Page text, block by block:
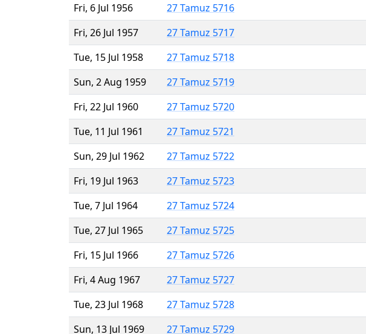
Fri, 6 Jul 1956
27 Tamuz 5716
Fri, 26 Jul 1957
27 Tamuz 5717
Tue, 15 Jul 1958
27 Tamuz 5718
Sun, 2 Aug 1959
27 Tamuz 5719
Fri, 22 Jul 1960
27 Tamuz 5720
Tue, 11 Jul 1961
27 Tamuz 5721
Sun, 29 Jul 1962
27 Tamuz 5722
Fri, 19 Jul 1963
27 Tamuz 5723
Tue, 7 Jul 1964
27 Tamuz 5724
Tue, 27 Jul 1965
27 Tamuz 5725
Fri, 15 Jul 1966
27 Tamuz 5726
Fri, 4 Aug 1967
27 Tamuz 5727
Tue, 23 Jul 1968
27 Tamuz 5728
Sun, 13 Jul 1969
27 Tamuz 5729